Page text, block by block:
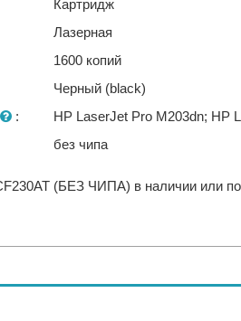
Картридж
Лазерная
1600 копий
Черный (black)
:
HP LaserJet Pro M203dn; HP
без чипа
(БЕЗ ЧИПА) в наличии или